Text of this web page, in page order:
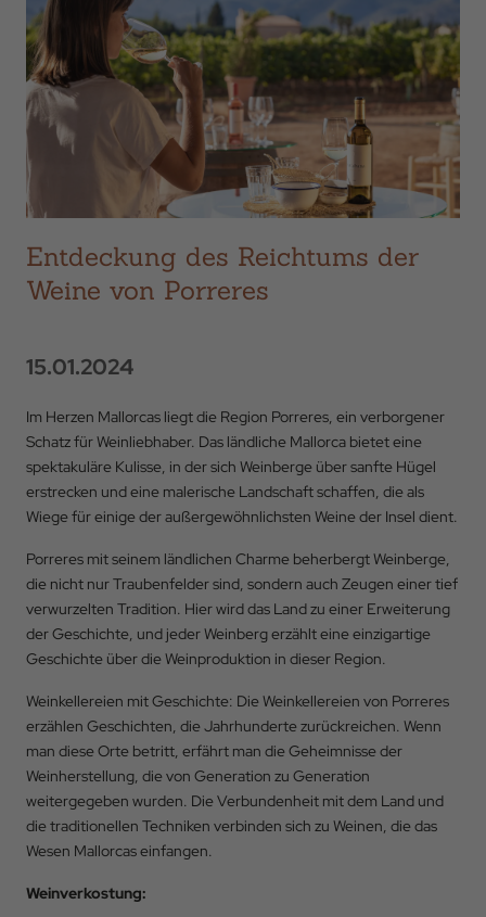
Entdeckung des Reichtums der
Weine von Porreres
15.01.2024
Im Herzen Mallorcas liegt die Region Porreres, ein verborgener
Schatz für Weinliebhaber. Das ländliche Mallorca bietet eine
spektakuläre Kulisse, in der sich Weinberge über sanfte Hügel
erstrecken und eine malerische Landschaft schaffen, die als
Wiege für einige der außergewöhnlichsten Weine der Insel dient.
Porreres mit seinem ländlichen Charme beherbergt Weinberge,
die nicht nur Traubenfelder sind, sondern auch Zeugen einer tief
verwurzelten Tradition. Hier wird das Land zu einer Erweiterung
der Geschichte, und jeder Weinberg erzählt eine einzigartige
Geschichte über die Weinproduktion in dieser Region.
Weinkellereien mit Geschichte: Die Weinkellereien von Porreres
erzählen Geschichten, die Jahrhunderte zurückreichen. Wenn
man diese Orte betritt, erfährt man die Geheimnisse der
Weinherstellung, die von Generation zu Generation
weitergegeben wurden. Die Verbundenheit mit dem Land und
die traditionellen Techniken verbinden sich zu Weinen, die das
Wesen Mallorcas einfangen.
Weinverkostung: